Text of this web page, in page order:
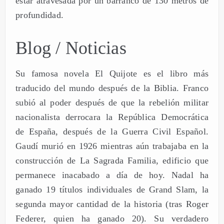
profundidad.
Blog / Noticias
Su famosa novela El Quijote es el libro más
traducido del mundo después de la Biblia. Franco
subió al poder después de que la rebelión militar
nacionalista derrocara la República Democrática
de España, después de la Guerra Civil Español.
Gaudí murió en 1926 mientras aún trabajaba en la
construcción de La Sagrada Familia, edificio que
permanece inacabado a día de hoy. Nadal ha
ganado 19 títulos individuales de Grand Slam, la
segunda mayor cantidad de la historia (tras Roger
Federer, quien ha ganado 20). Su verdadero